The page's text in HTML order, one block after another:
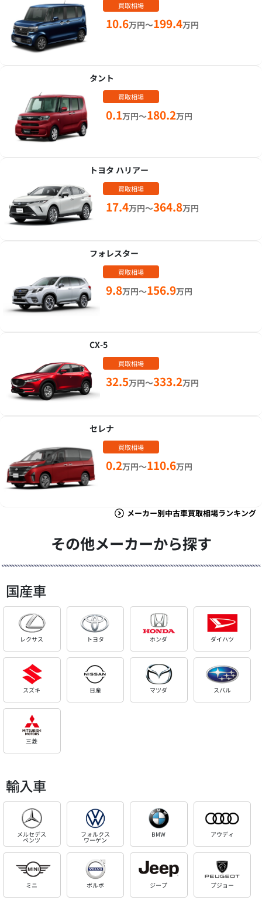
買取相場
10.6万円～199.4万円
タント
買取相場
0.1万円～180.2万円
トヨタ ハリアー
買取相場
17.4万円～364.8万円
フォレスター
買取相場
9.8万円～156.9万円
CX-5
買取相場
32.5万円～333.2万円
セレナ
買取相場
0.2万円～110.6万円
メーカー別中古車買取相場ランキング
その他メーカーから探す
国産車
レクサス トヨタ ホンダ ダイハツ
スズキ 日産 マツダ スバル
三菱
輸入車
メルセデス
ベンツ
フォルクス
ワーゲン
BMW アウディ
ミニ ボルボ ジープ プジョー